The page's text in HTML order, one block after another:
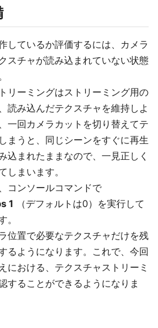
しているか評価するには、カメラ
スチャが読み込まれていない状態
リーミングはストリーミング用の
読み込んだテクスチャを維持しよ
一回カメラカットを切り替えてテ
まうと、同じシーンをすぐに再生
込まれたままなので、一見正しく
しまいます。
コンソールコマンドで
1 （デフォルトは0）を実行して
。
位置で必要なテクスチャだけを残
るようになります。これで、今回
における、テクスチャストリーミ
することができるようになりま